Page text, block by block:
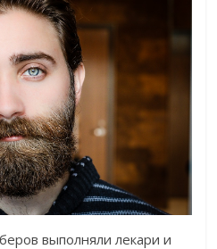
выполняли лекари и